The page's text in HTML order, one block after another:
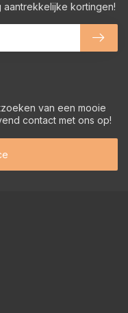
van een mooie
contact met ons op!
aantrekkelijke kortingen!